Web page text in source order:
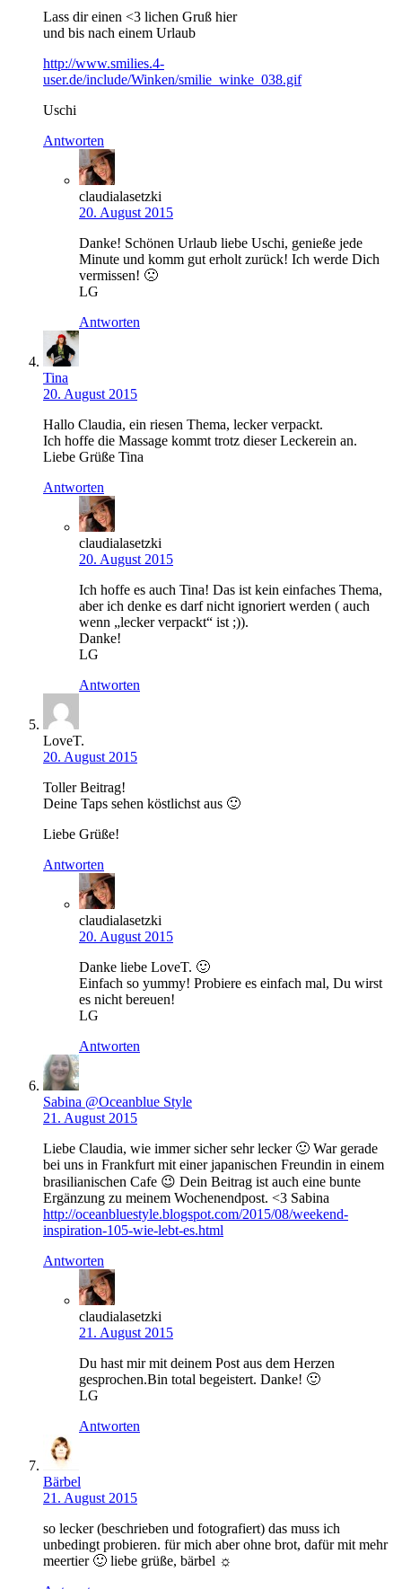
Lass dir einen <3 lichen Gruß hier
und bis nach einem Urlaub
http://www.smilies.4-
user.de/include/Winken/smilie_winke_038.gif
Uschi
Antworten
claudialasetzki
20. August 2015
Danke! Schönen Urlaub liebe Uschi, genieße jede
Minute und komm gut erholt zurück! Ich werde Dich
vermissen! 🙁
LG
Antworten
Tina
20. August 2015
Hallo Claudia, ein riesen Thema, lecker verpackt.
Ich hoffe die Massage kommt trotz dieser Leckerein an.
Liebe Grüße Tina
Antworten
claudialasetzki
20. August 2015
Ich hoffe es auch Tina! Das ist kein einfaches Thema,
aber ich denke es darf nicht ignoriert werden ( auch
wenn „lecker verpackt“ ist ;)).
Danke!
LG
Antworten
LoveT.
20. August 2015
Toller Beitrag!
Deine Taps sehen köstlichst aus 🙂
Liebe Grüße!
Antworten
claudialasetzki
20. August 2015
Danke liebe LoveT. 🙂
Einfach so yummy! Probiere es einfach mal, Du wirst
es nicht bereuen!
LG
Antworten
Sabina @Oceanblue Style
21. August 2015
Liebe Claudia, wie immer sicher sehr lecker 🙂 War gerade
bei uns in Frankfurt mit einer japanischen Freundin in einem
brasilianischen Cafe 😉 Dein Beitrag ist auch eine bunte
Ergänzung zu meinem Wochenendpost. <3 Sabina
http://oceanbluestyle.blogspot.com/2015/08/weekend-
inspiration-105-wie-lebt-es.html
Antworten
claudialasetzki
21. August 2015
Du hast mir mit deinem Post aus dem Herzen
gesprochen.Bin total begeistert. Danke! 🙂
LG
Antworten
Bärbel
21. August 2015
so lecker (beschrieben und fotografiert) das muss ich
unbedingt probieren. für mich aber ohne brot, dafür mit mehr
meertier 🙂 liebe grüße, bärbel ☼